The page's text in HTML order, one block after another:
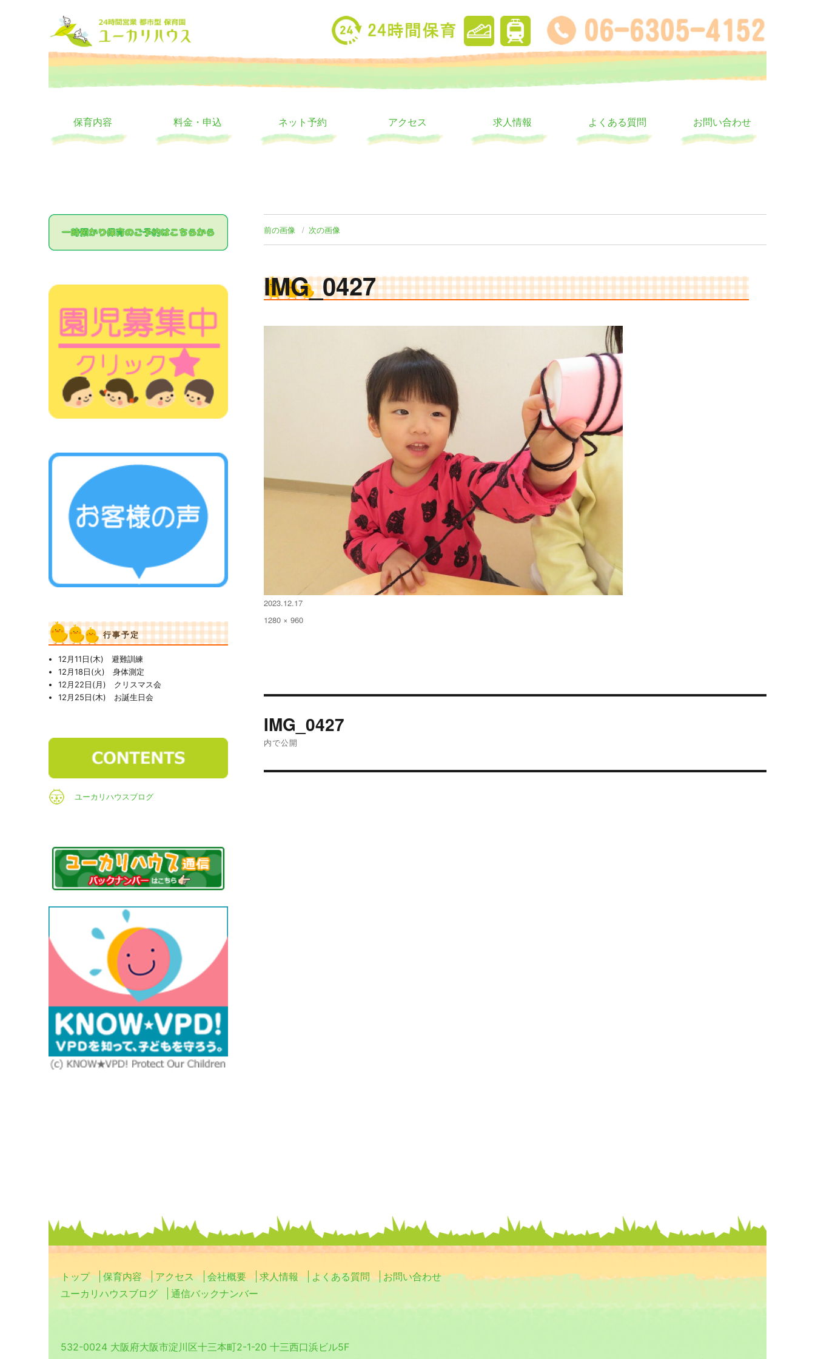
24時間託児所 ユーカリハウス
大阪の24時間託児所 ユーカリハウス 月極 一時保育 一時預かり
保育内容 料金・申込 ネット予約 アクセス 求人情報 よくある質問 お問い合わせ
前の画像 次の画像
IMG_0427
投
稿
2023.12.17
フ
1280 × 960
稿
IMG_0427
内で公開
行事予定
12月11日(木) 避難訓練
12月18日(火) 身体測定
12月22日(月) クリスマス会
12月25日(木) お誕生日会
ユーカリハウスブログ
トップ 保育内容 アクセス 会社概要 求人情報 よくある質問
お問い合わせ
ユーカリハウスブログ
通信バックナンバー
532-0024 大阪府大阪市淀川区十三本町2-1-20 十三西口浜ビル5F